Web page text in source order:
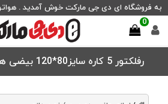
به فروشگاه ای دی جی مارکت خوش آمدید .
0
رفلکتور 5 کاره سایز80*120 بیضی هارمونی HARMONY